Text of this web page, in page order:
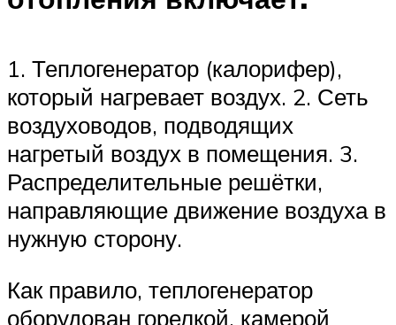
1. Теплогенератор (калорифер),
который нагревает воздух. 2. Сеть
воздуховодов, подводящих
нагретый воздух в помещения. 3.
Распределительные решётки,
направляющие движение воздуха в
нужную сторону.
Как правило, теплогенератор
оборудован горелкой, камерой